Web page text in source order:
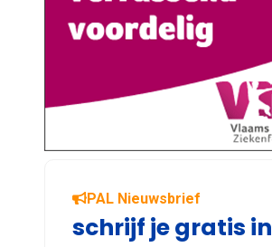
PAL Nieuwsbrief
schrijf je gratis in